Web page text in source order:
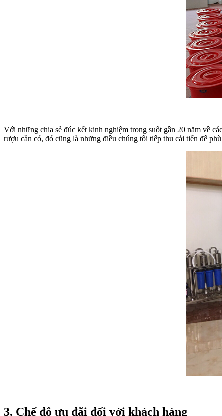
Với những chia sẻ đúc kết kinh nghiệm trong suốt gần 20 năm về
rượu cần có, đó cũng là những điều chúng tôi tiếp thu cải tiến để
3. Chế độ ưu đãi đối với khách hàng